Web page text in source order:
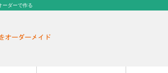
ーダーで作る